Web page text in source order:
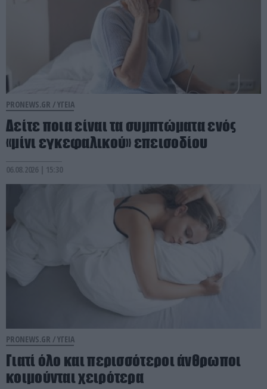
PRONEWS.GR /ΥΓΕΙΑ
Δείτε ποια είναι τα συμπτώματα ενός
«μίνι εγκεφαλικού» επεισοδίου
06.08.2026 | 15:30
PRONEWS.GR /ΥΓΕΙΑ
Γιατί όλο και περισσότεροι άνθρωποι
κοιμούνται χειρότερα